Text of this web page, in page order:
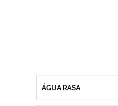
ÁGUA RASA